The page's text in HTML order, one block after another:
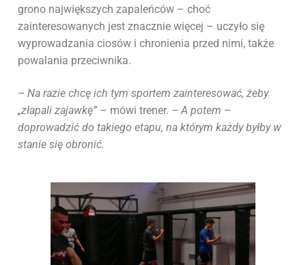
grono największych zapaleńców – choć
zainteresowanych jest znacznie więcej – uczyło się
wyprowadzania ciosów i chronienia przed nimi, także
powalania przeciwnika.
– Na razie chcę ich tym sportem zainteresować, żeby
„złapali zajawkę” – mówi trener. – A potem –
doprowadzić do takiego etapu, na którym każdy byłby w
stanie się obronić.